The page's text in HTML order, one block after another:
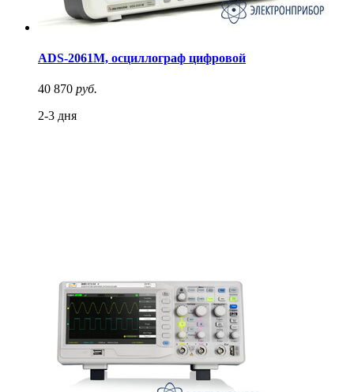
ADS-2061M, осциллограф цифровой
40 870 руб.
2-3 дня